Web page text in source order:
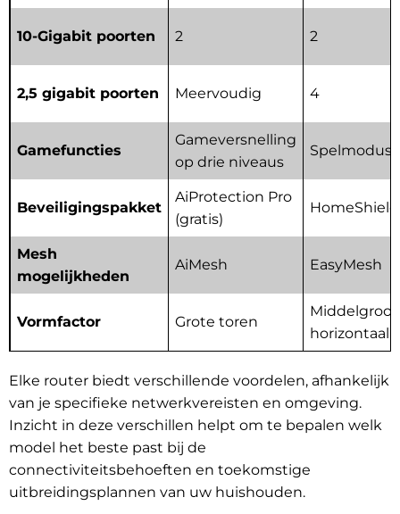
10-Gigabit poorten 2 2
2,5 gigabit poorten Meervoudig 4
Gamefuncties
Gameversnelling
op drie niveaus
Spelmodus
Beveiligingspakket
AiProtection Pro
(gratis)
HomeShield
Mesh
mogelijkheden
AiMesh EasyMesh
Vormfactor Grote toren
Middelgroot
horizontaal
Elke router biedt verschillende voordelen, afhankelijk
van je specifieke netwerkvereisten en omgeving.
Inzicht in deze verschillen helpt om te bepalen welk
model het beste past bij de
connectiviteitsbehoeften en toekomstige
uitbreidingsplannen van uw huishouden.